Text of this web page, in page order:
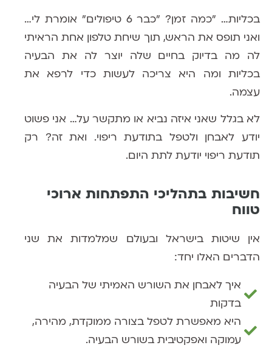
בכליות… ״כמה זמן? ״כבר 6 טיפולים״ אומרת לי…
ואני תופס את הראש, תוך שיחת טלפון אחת הראיתי
לה מה בדיוק בחיים שלה יוצר לה את הבעיה
בכליות ומה היא צריכה לעשות כדי לרפא את
עצמה.
לא בגלל שאני איזה נביא או מתקשר על… אני פשוט
יודע לאבחן ולטפל בתודעת ריפוי. ואת זה? רק
תודעת ריפוי יודעת לתת היום.
חשיבות בתהליכי התפתחות ארוכי
טווח
אין שיטות בישראל ובעולם שמלמדות את שני
הדברים האלו יחד:
איך לאבחן את השורש האמיתי של הבעיה
בדקות
היא מאפשרת לטפל בצורה ממוקדת, מהירה,
עמוקה ואפקטיבית בשורש הבעיה.